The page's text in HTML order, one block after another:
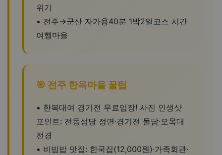
위기
• 전주→군산 자가용40분 1박2일코스 시간
여행마을
🎯 전주 한옥마을 꿀팁
• 한복대여 경기전 무료입장! 사진 인생샷
포인트: 전동성당 정면·경기전 돌담·오목대
전경
• 비빔밥 맛집: 한국집(12,000원)·가족회관·